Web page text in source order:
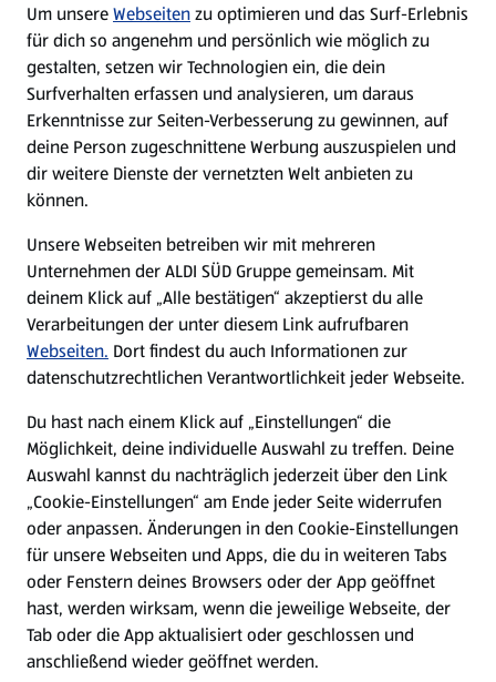
WhatsApp
Über ALDI SÜD
Filialen
Nachhaltigkeit
Karriere
Presse
Hilfe & Kontakt
(öffnet in einem neuen Tab)
Unternehmen
Folge uns hier:
Um unsereWebseitenzu optimieren und das Surf-Erlebnis
für dich so angenehm und persönlich wie möglich zu
gestalten, setzen wir Technologien ein, die dein
Surfverhalten erfassen und analysieren, um daraus
Erkenntnisse zur Seiten-Verbesserung zu gewinnen, auf
deine Person zugeschnittene Werbung auszuspielen und
dir weitere Dienste der vernetzten Welt anbieten zu
können.
Unsere Webseiten betreiben wir mit mehreren
Unternehmen der ALDI SÜD Gruppe gemeinsam. Mit
deinem Klick auf „Alle bestätigen“ akzeptierst du alle
Verarbeitungen der unter diesem Link aufrufbaren
Webseiten. Dort findest du auch Informationen zur
datenschutzrechtlichen Verantwortlichkeit jeder Webseite.
Du hast nach einem Klick auf „Einstellungen“ die
Möglichkeit, deine individuelle Auswahl zu treffen. Deine
Auswahl kannst du nachträglich jederzeit über den Link
„Cookie-Einstellungen“ am Ende jeder Seite widerrufen
oder anpassen. Änderungen in den Cookie-Einstellungen
für unsere Webseiten und Apps, die du in weiteren Tabs
oder Fenstern deines Browsers oder der App geöffnet
hast, werden wirksam, wenn die jeweilige Webseite, der
Tab oder die App aktualisiert oder geschlossen und
anschließend wieder geöffnet werden.